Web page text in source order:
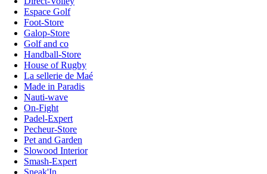
Espace Golf
Foot-Store
Galop-Store
Golf and co
Handball-Store
House of Rugby
La sellerie de Maé
Made in Paradis
Nauti-wave
On-Fight
Padel-Expert
Pecheur-Store
Pet and Garden
Slowood Interior
Smash-Expert
Sneak'In